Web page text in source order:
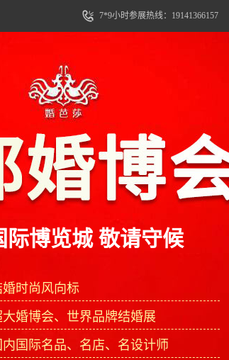
7*9小时参展热线：19141366157
际博览城 敬请守候
婚时尚风向标
婚博会、世界品牌结婚展
内国际名品、名店、名设计师